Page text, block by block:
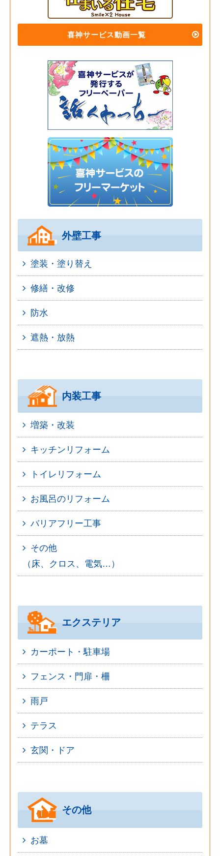
喜神サービス動画一覧
外壁工事
塗装・塗り替え
修繕・改修
防水
遮熱・放熱
内装工事
増築・改装
キッチンリフォーム
トイレリフォーム
お風呂のリフォーム
バリアフリー工事
その他
（床、クロス、電気…）
エクステリア
カーポート・駐車場
フェンス・門扉・柵
雨戸
テラス
玄関・ドア
その他
お墓